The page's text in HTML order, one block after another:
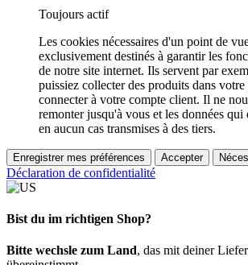
Toujours actif
Les cookies nécessaires d'un point de
exclusivement destinés à garantir les
de notre site internet. Ils servent par
puissiez collecter des produits dans
connecter à votre compte client. Il ne
remonter jusqu'à vous et les données qui
en aucun cas transmises à des tiers.
Enregistrer mes préférences Accepter
Déclaration de confidentialité
Bist du im richtigen Shop?
Bitte wechsle zum Land, das mit deiner